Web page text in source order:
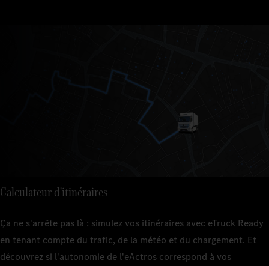
Calculateur d'itinéraires
Ça ne s'arrête pas là : simulez vos itinéraires avec eTruck Ready
en tenant compte du trafic, de la météo et du chargement. Et
découvrez si l'autonomie de l'eActros correspond à vos